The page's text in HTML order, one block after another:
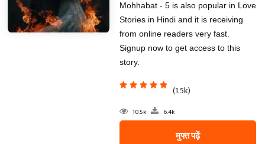
Mohhabat - 5 is also popular in Love
Stories in Hindi and it is receiving
from online readers very fast.
Signup now to get access to this
story.
(1.5k)
10.5k 6.4k
मुफ्त पढ़ें